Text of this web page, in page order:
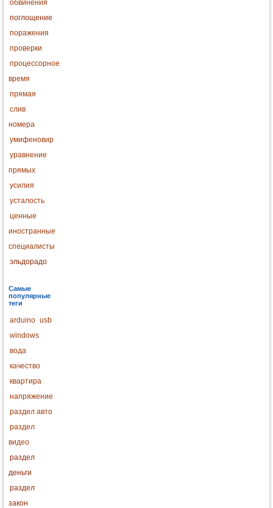
обвинения
поглощение
поражения
проверки
процессорное
время
прямая
слив
номера
умифеновир
уравнение
прямых
усилия
усталость
ценные
иностранные
специалисты
эльдорадо
Самые
популярные
теги
arduino usb
windows
вода
качество
квартира
напряжение
раздел авто
раздел
видео
раздел
деньги
раздел
закон